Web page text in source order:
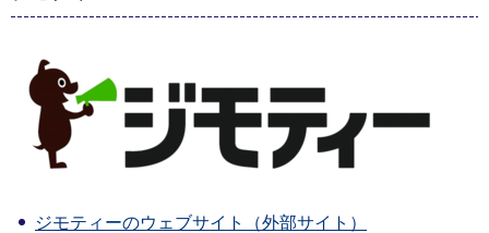
ジモティーのウェブサイト（外部サイト）